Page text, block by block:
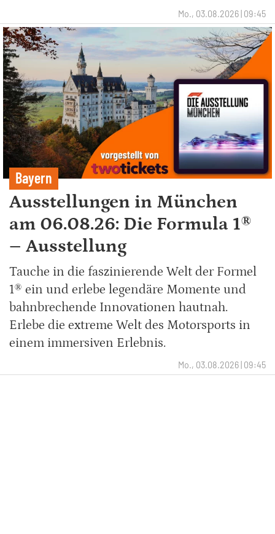
Mo., 03.08.2026 | 09:45
Bayern
Ausstellungen in München
am 06.08.26: Die Formula 1®
– Ausstellung
Tauche in die faszinierende Welt der Formel
1® ein und erlebe legendäre Momente und
bahnbrechende Innovationen hautnah.
Erlebe die extreme Welt des Motorsports in
einem immersiven Erlebnis.
Mo., 03.08.2026 | 09:45